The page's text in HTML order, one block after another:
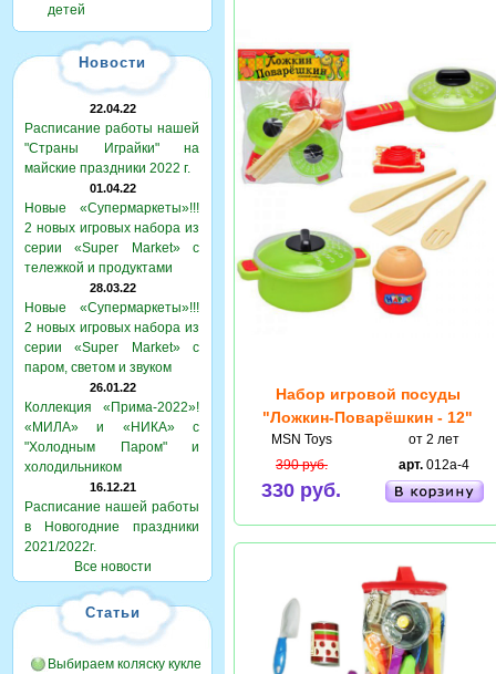
детей
Новости
22.04.22
Расписание работы нашей
"Страны Играйки" на
майские праздники 2022 г.
01.04.22
Новые «Супермаркеты»!!!
2 новых игровых набора из
серии «Super Market» с
тележкой и продуктами
28.03.22
Новые «Супермаркеты»!!!
2 новых игровых набора из
серии «Super Market» с
паром, светом и звуком
26.01.22
Коллекция «Прима-2022»!
«МИЛА» и «НИКА» с
"Холодным Паром" и
холодильником
16.12.21
Расписание нашей работы
в Новогодние праздники
2021/2022г.
Все новости
Статьи
Выбираем коляску кукле
Набор игровой посуды
"Ложкин-Поварёшкин - 12"
MSN Toys
от 2 лет
390 руб.
330 руб.
арт. 012a-4